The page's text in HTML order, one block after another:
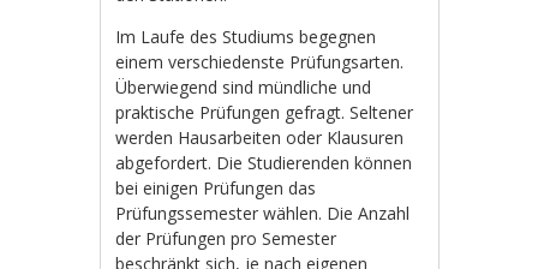
Im Laufe des Studiums begegnen
einem verschiedenste Prüfungsarten.
Überwiegend sind mündliche und
praktische Prüfungen gefragt. Seltener
werden Hausarbeiten oder Klausuren
abgefordert. Die Studierenden können
bei einigen Prüfungen das
Prüfungssemester wählen. Die Anzahl
der Prüfungen pro Semester
beschränkt sich, je nach eigenen